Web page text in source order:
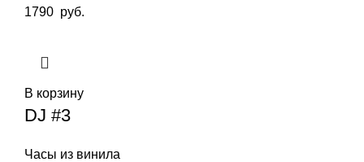
1790 руб.
В корзину
DJ #3
Часы из винила